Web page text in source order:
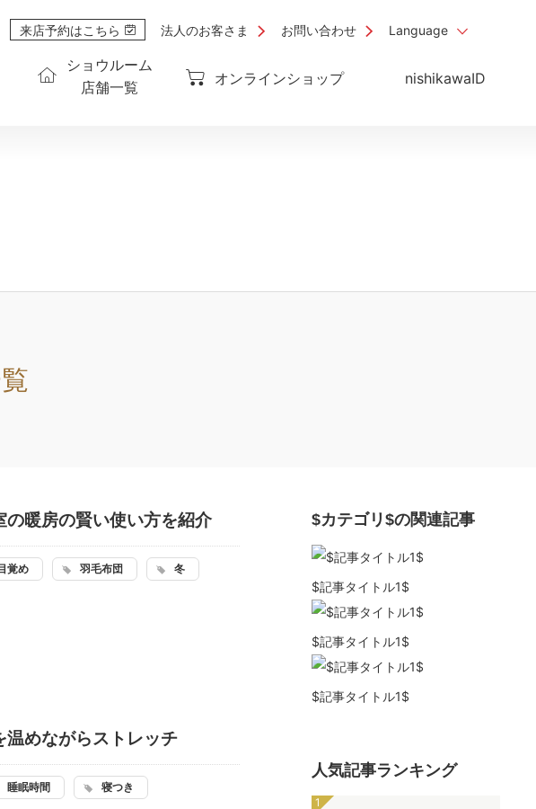
ショウルーム
店舗一覧
オンラインショップ nishikawaID
来店予約はこちら 法人のお客さま お問い合わせ Language
暖房の賢い使い方を紹介
覚め 羽毛布団 冬
めながらストレッチ
睡眠時間 寝つき
$カテゴリ$の関連記事
$記事タイトル1$
$記事タイトル1$
$記事タイトル1$
人気記事ランキング